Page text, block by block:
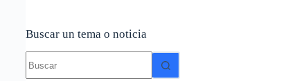
Buscar un tema o noticia
resultados